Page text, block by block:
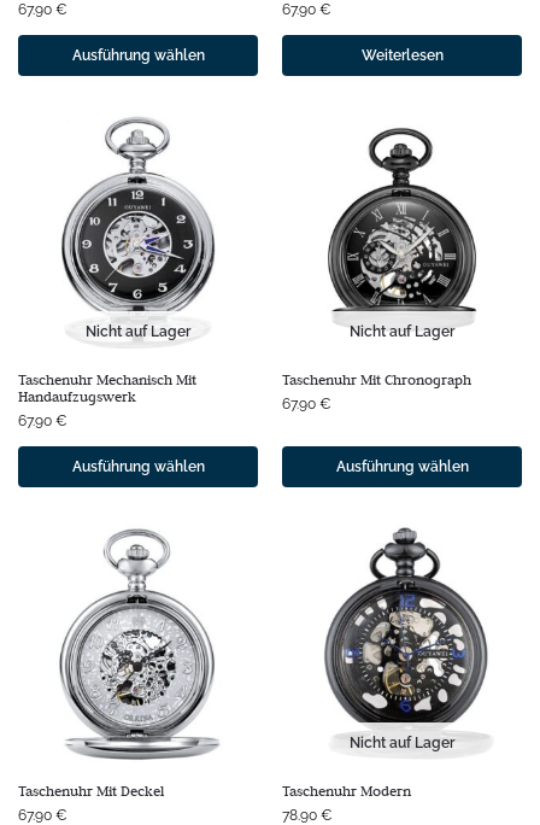
67.90 €
Ausführung wählen
67.90 €
Weiterlesen
Nicht auf Lager
Taschenuhr Mechanisch Mit
Handaufzugswerk
67.90 €
Ausführung wählen
Nicht auf Lager
Taschenuhr Mit Chronograph
67.90 €
Ausführung wählen
Taschenuhr Mit Deckel
67.90 €
Nicht auf Lager
Taschenuhr Modern
78.90 €